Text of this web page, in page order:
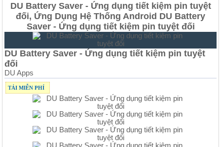
DU Battery Saver - Ứng dụng tiết kiệm pin tuyệt
đối, Ứng Dụng Hệ Thống Android DU Battery
Saver - Ứng dụng tiết kiệm pin tuyệt đối
DU Battery Saver - Ứng dụng tiết kiệm pin tuyệt
đối
DU Apps
TẢI MIỄN PHÍ